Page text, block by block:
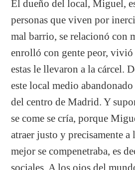
El dueño del local, Miguel,
personas que viven por
mal barrio, se relacionó con
enrolló con gente peor, vivió
estas le llevaron a la cárcel.
este local medio
del centro de Madrid. Y
se come se cría, porque
atraer justo y precisamente a
mejor se compenetraba, es
sociales. A los ojos del